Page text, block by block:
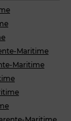
Maritime
Maritime